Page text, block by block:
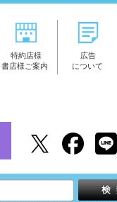
特約店様
書店様ご案内
広告
について